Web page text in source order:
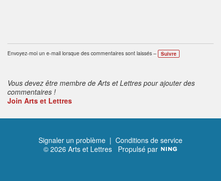
Envoyez-moi un e-mail lorsque des commentaires sont laissés – Suivre
Vous devez être membre de Arts et Lettres pour ajouter des
commentaires !
Join Arts et Lettres
Signaler un problème | Conditions de service
© 2026 Arts et Lettres Propulsé par